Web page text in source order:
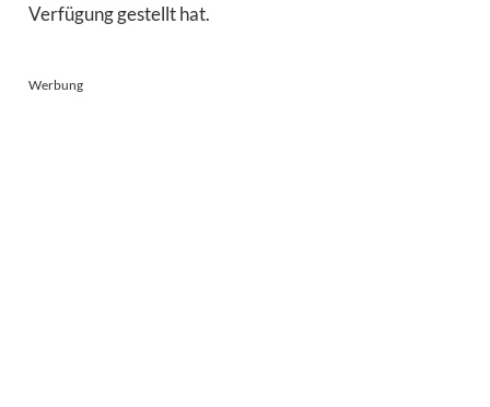
Verfügung gestellt hat.
Werbung